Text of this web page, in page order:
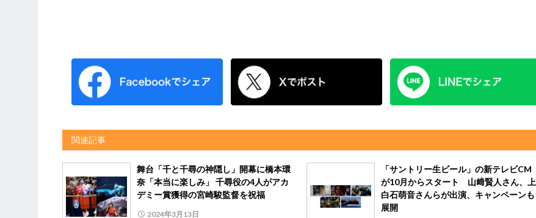
関連記事
舞台「千と千尋の神隠し」開幕に橋本環
奈「本当に楽しみ」 千尋役の4人がアカ
デミー賞獲得の宮崎駿監督を祝福
2024年3月13日
「サントリー生ビール」の新テレビCM
が10月からスタート 山﨑賢人さん、上
白石萌音さんらが出演、キャンペーンも
展開